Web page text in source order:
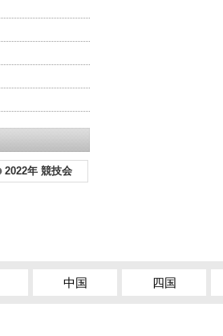
2022年 競技会
中国 四国